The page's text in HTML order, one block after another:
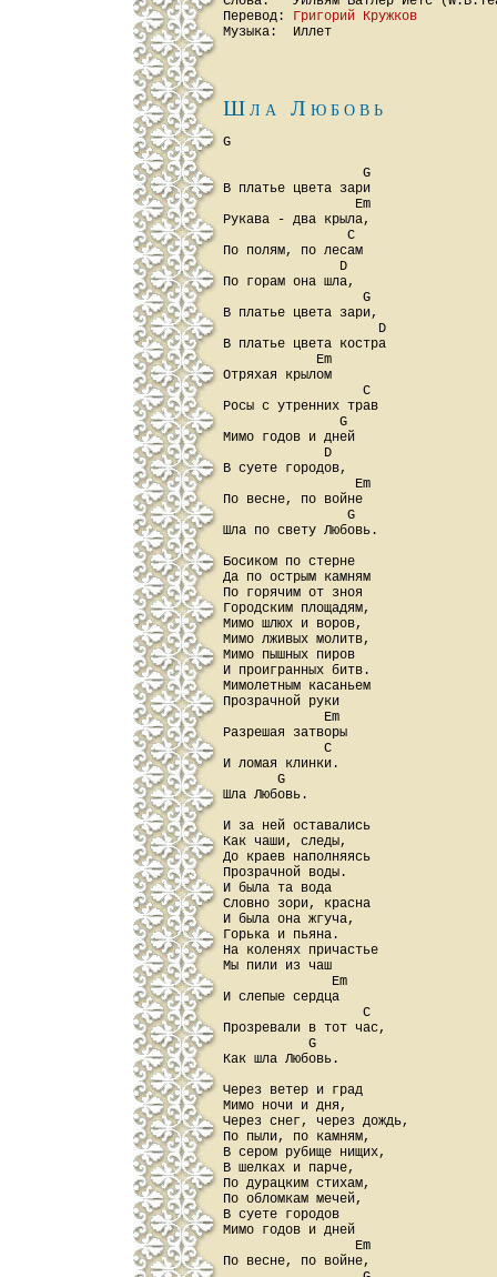
Перевод: Григорий Кружков
Шла Любовь
G
                  G
В платье цвета зари
                 Em
Рукава - два крыла,
                C
По полям, по лесам
               D
По горам она шла,
                  G
В платье цвета зари,
                    D
В платье цвета костра
            Em
Отряхая крылом
                  C
Росы с утренних трав
               G
Мимо годов и дней
             D
В суете городов,
                 Em
По весне, по войне
                G
Шла по свету Любовь.
Босиком по стерне
Да по острым камням
По горячим от зноя
Городским площадям,
Мимо шлюх и воров,
Мимо лживых молитв,
Мимо пышных пиров
И проигранных битв.
Мимолетным касаньем
Прозрачной руки
             Em
Разрешая затворы
             C
И ломая клинки.
       G
Шла Любовь.
И за ней оставались
Как чаши, следы,
До краев наполняясь
Прозрачной воды.
И была та вода
Словно зори, красна
И была она жгуча,
Горька и пьяна.
На коленях причастье
Мы пили из чаш
              Em
И слепые сердца
                  C
Прозревали в тот час,
           G
Как шла Любовь.
Через ветер и град
Мимо ночи и дня,
Через снег, через дождь,
По пыли, по камням,
В сером рубище нищих,
В шелках и парче,
По дурацким стихам,
По обломкам мечей,
В суете городов
Мимо годов и дней
                 Em
По весне, по войне,